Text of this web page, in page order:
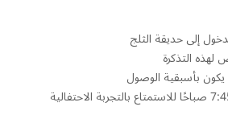
إلى حديقة الثلج
لهذه التذكرة
بأسبقية الوصول
يُرجى الوصول الساعة 7:45 صباحًا للاستمتاع بالتجربة الاحتفالية